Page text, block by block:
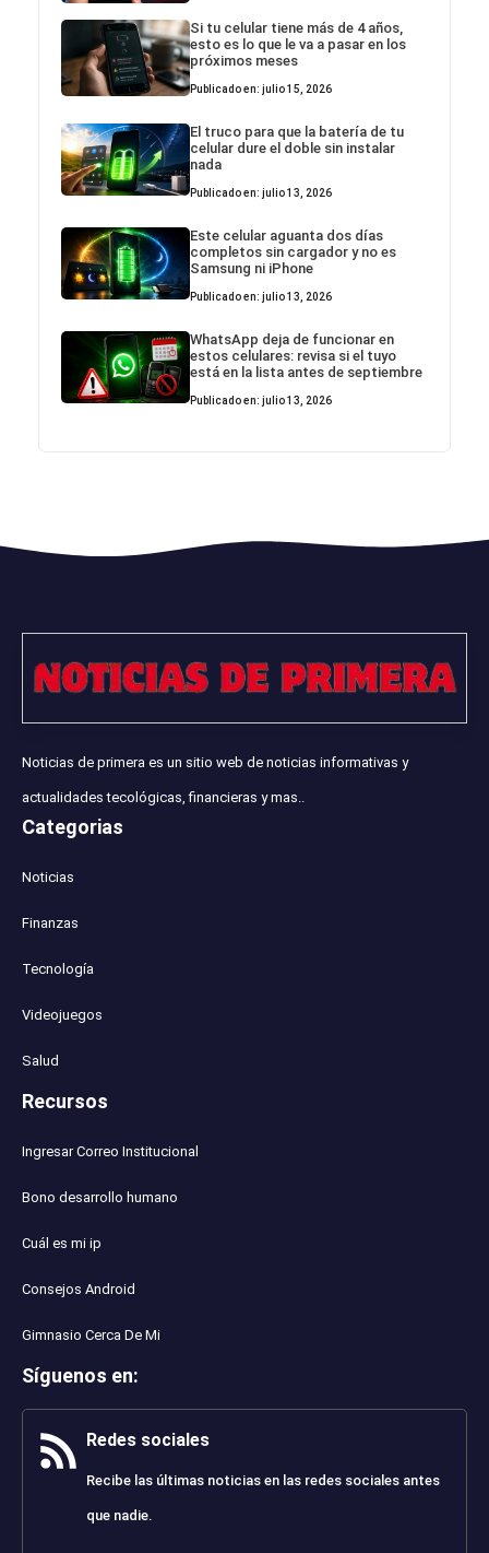
Si tu celular tiene más de 4 años,
esto es lo que le va a pasar en los
próximos meses
Publicado en: julio 15, 2026
El truco para que la batería de tu
celular dure el doble sin instalar
nada
Publicado en: julio 13, 2026
Este celular aguanta dos días
completos sin cargador y no es
Samsung ni iPhone
Publicado en: julio 13, 2026
WhatsApp deja de funcionar en
estos celulares: revisa si el tuyo
está en la lista antes de septiembre
Publicado en: julio 13, 2026
Noticias de primera es un sitio web de noticias informativas y
actualidades tecológicas, financieras y mas..
Categorias
Noticias
Finanzas
Tecnología
Videojuegos
Salud
Recursos
Ingresar Correo Institucional
Bono desarrollo humano
Cuál es mi ip
Consejos Android
Gimnasio Cerca De Mi
Síguenos en:
Redes sociales
Recibe las últimas noticias en las redes sociales antes
que nadie.